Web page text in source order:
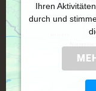
Ihren
durch und